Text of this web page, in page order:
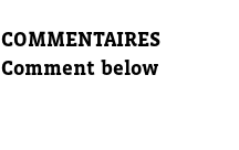
COMMENTAIRES
Comment belowNom complet